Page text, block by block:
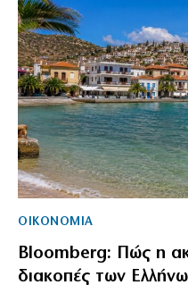
ΟΙΚΟΝΟΜΙΑ
Bloomberg: Πώς η
διακοπές των